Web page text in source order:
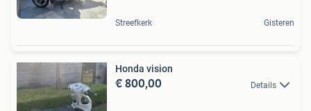
Streefkerk Gisteren
Honda vision
€ 800,00 Details